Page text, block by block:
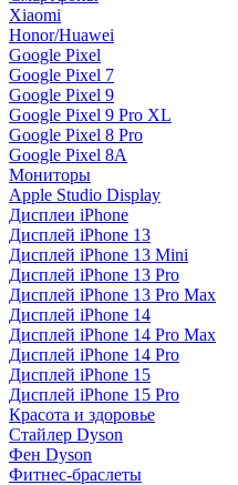
Xiaomi
Honor/Huawei
Google Pixel
Google Pixel 7
Google Pixel 9
Google Pixel 9 Pro XL
Google Pixel 8 Pro
Google Pixel 8A
Мониторы
Apple Studio Display
Дисплеи iPhone
Дисплей iPhone 13
Дисплей iPhone 13 Mini
Дисплей iPhone 13 Pro
Дисплей iPhone 13 Pro Max
Дисплей iPhone 14
Дисплей iPhone 14 Pro Max
Дисплей iPhone 14 Pro
Дисплей iPhone 15
Дисплей iPhone 15 Pro
Красота и здоровье
Стайлер Dyson
Фен Dyson
Фитнес-браслеты